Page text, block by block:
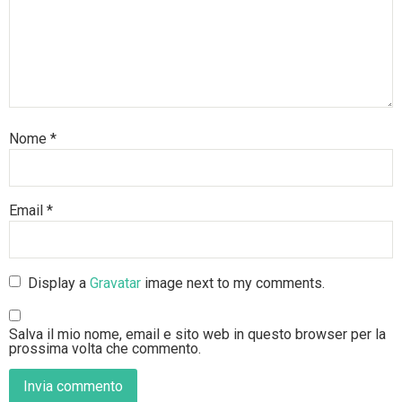
Nome *
Email *
Display aGravatar image next to my comments.
Salva il mio nome, email e sito web in questo browser per la
prossima volta che commento.